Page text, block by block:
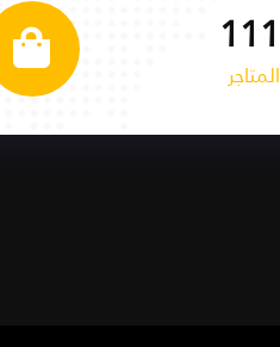
113
المتاجر